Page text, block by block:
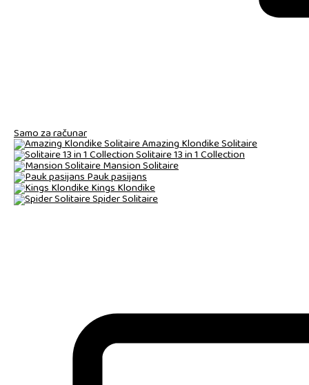
Samo za računar
Amazing Klondike Solitaire
Solitaire 13 in 1 Collection
Mansion Solitaire
Pauk pasijans
Kings Klondike
Spider Solitaire